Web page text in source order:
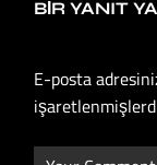
BIR YANIT
E-posta